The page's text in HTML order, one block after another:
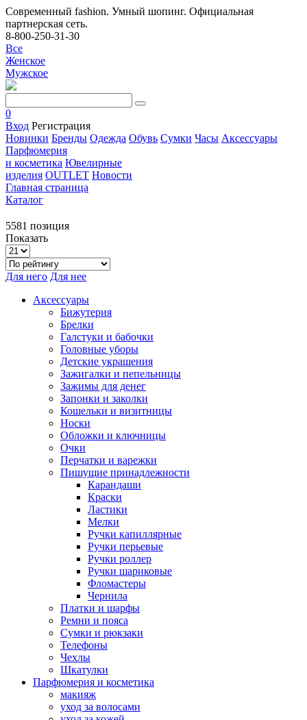
Современный fashion. Умный шопинг. Официальная
партнерская сеть.
8-800-250-31-30
Все
Женское
Мужское
0
Вход Регистрация
Новинки Бренды Одежда Обувь Сумки Часы Аксессуары
Парфюмерия
и косметика Ювелирные
изделия OUTLET Новости
Главная страница
Каталог
5581 позиция
Показать
Для него Для нее
Аксессуары
Бижутерия
Брелки
Галстуки и бабочки
Головные уборы
Детские украшения
Зажигалки и пепельницы
Зажимы для денег
Запонки и заколки
Кошельки и визитницы
Носки
Обложки и ключницы
Очки
Перчатки и варежки
Пишущие принадлежности
Карандаши
Краски
Ластики
Мелки
Ручки капиллярные
Ручки перьевые
Ручки роллер
Ручки шариковые
Фломастеры
Чернила
Платки и шарфы
Ремни и пояса
Сумки и рюкзаки
Телефоны
Чехлы
Шкатулки
Парфюмерия и косметика
макияж
уход за волосами